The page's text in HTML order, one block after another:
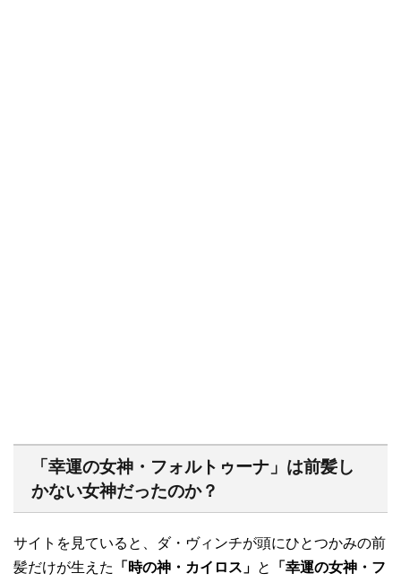
「幸運の女神・フォルトゥーナ」は前髪し
かない女神だったのか？
サイトを見ていると、ダ・ヴィンチが頭にひとつかみの前
髪だけが生えた
「時の神・カイロス」 と
「幸運の女神・フ